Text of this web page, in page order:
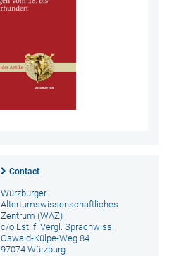
Contact
Würzburger
Altertumswissenschaftliches
Zentrum (WAZ)
c/o Lst. f. Vergl. Sprachwiss.
Oswald-Külpe-Weg 84
97074 Würzburg